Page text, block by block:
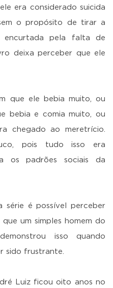
era considerado suicida
o propósito de tirar a
pela falta de
deixa perceber que ele
que ele bebia muito, ou
bebia e comia muito, ou
chegado ao meretrício.
pois tudo isso era
os padrões sociais da
série é possível perceber
um simples homem do
isso quando
sido frustrante.
Luiz ficou oito anos no